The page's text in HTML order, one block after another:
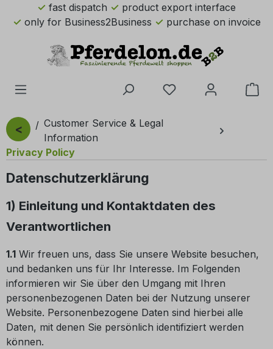
Skip to main content
fast dispatch
product export interface
only for Business2Business
purchase on invoice
You have 0 wishlist
<
Customer Service & Legal
Information
Privacy Policy
Datenschutzerklärung
1) Einleitung und Kontaktdaten des
Verantwortlichen
1.1 Wir freuen uns, dass Sie unsere Website besuchen,
und bedanken uns für Ihr Interesse. Im Folgenden
informieren wir Sie über den Umgang mit Ihren
personenbezogenen Daten bei der Nutzung unserer
Website. Personenbezogene Daten sind hierbei alle
Daten, mit denen Sie persönlich identifiziert werden
können.